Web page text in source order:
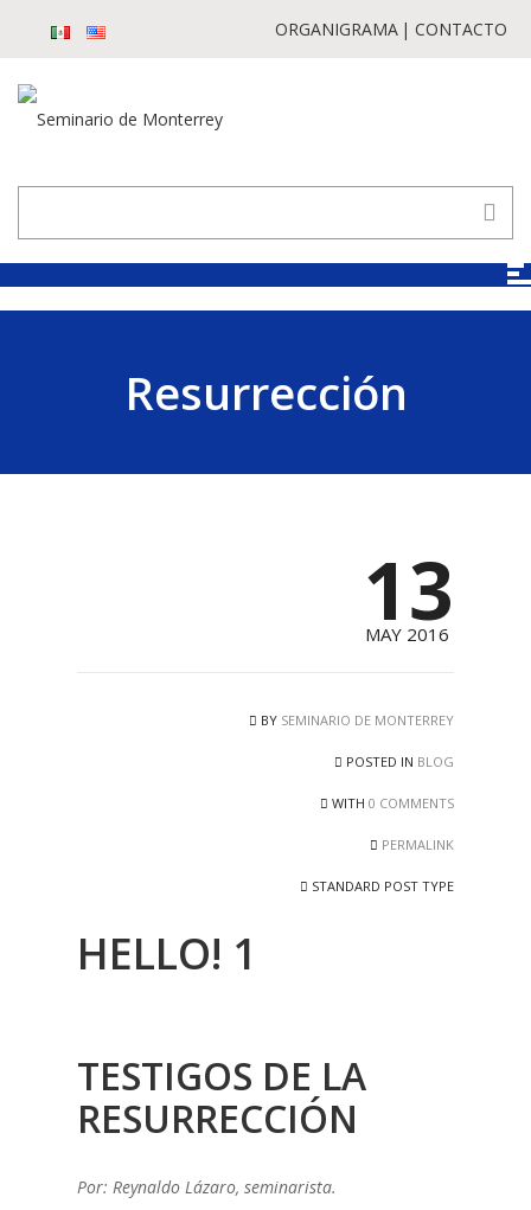
ORGANIGRAMA CONTACTO
Resurrección
13
MAY 2016
BY SEMINARIO DE MONTERREY
POSTED IN BLOG
WITH 0 COMMENTS
PERMALINK
STANDARD POST TYPE
HELLO! 1
TESTIGOS DE LA
RESURRECCIÓN
Por: Reynaldo Lázaro, seminarista.